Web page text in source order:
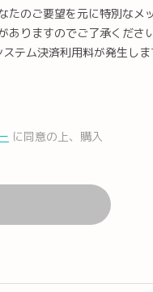
たのご要望を元に特別な
ありますのでご了承くださ
テム決済利用料が発生しま
に同意の上、購入